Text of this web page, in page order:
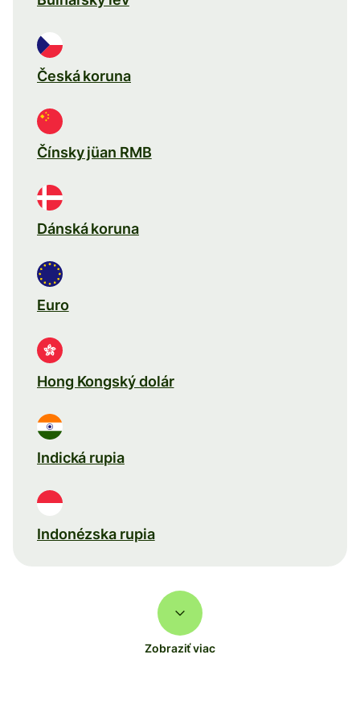
Česká koruna
Čínsky jüan RMB
Dánská koruna
Euro
Hong Kongský dolár
Indická rupia
Indonézska rupia
Zobraziť viac